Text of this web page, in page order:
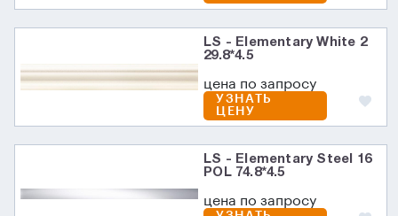
LS - Elementary White 2
29.8*4.5
цена по запросу
УЗНАТЬ
ЦЕНУ
LS - Elementary Steel 16
POL 74.8*4.5
цена по запросу